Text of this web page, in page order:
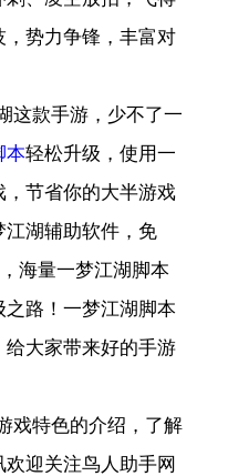
势力争锋，丰富对
这款手游，少不了一
本轻松升级，使用一
节省你的大半游戏
湖辅助软件，免
海量一梦江湖脚本
路！一梦江湖脚本
大家带来好的手游
戏特色的介绍，了解
迎关注鸟人助手网